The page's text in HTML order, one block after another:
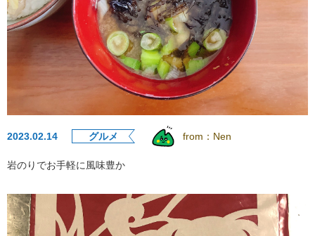
2023.02.14 グルメ from： Nen
岩のりでお手軽に風味豊か